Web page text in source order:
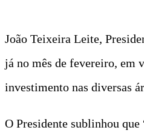
João Teixeira Leite,
já no mês de fevereiro, em
investimento nas diversas
O Presidente sublinhou